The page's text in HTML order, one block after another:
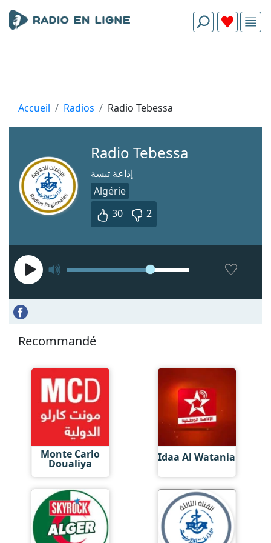
Accueil Radios Radio Tebessa
Radio Tebessa
إذاعة تبسة
Algérie
30
2
Recommandé
Monte Carlo
Doualiya Idaa Al Watania